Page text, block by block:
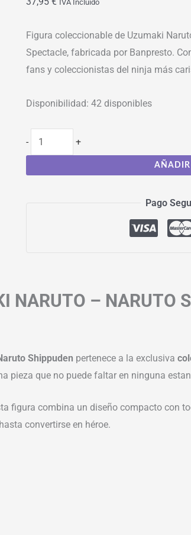
IVA Incluído
Figura coleccionable de Uzumaki
Spectacle, fabricada por Banpresto.
fans y coleccionistas del ninja más
Disponibilidad: 42 disponibles
- +
AÑADIR
Pago
NARUTO – NARUTO
Shippuden pertenece a la exclusiva
pieza que no puede faltar en ninguna
figura combina un diseño compacto con
convertirse en héroe.